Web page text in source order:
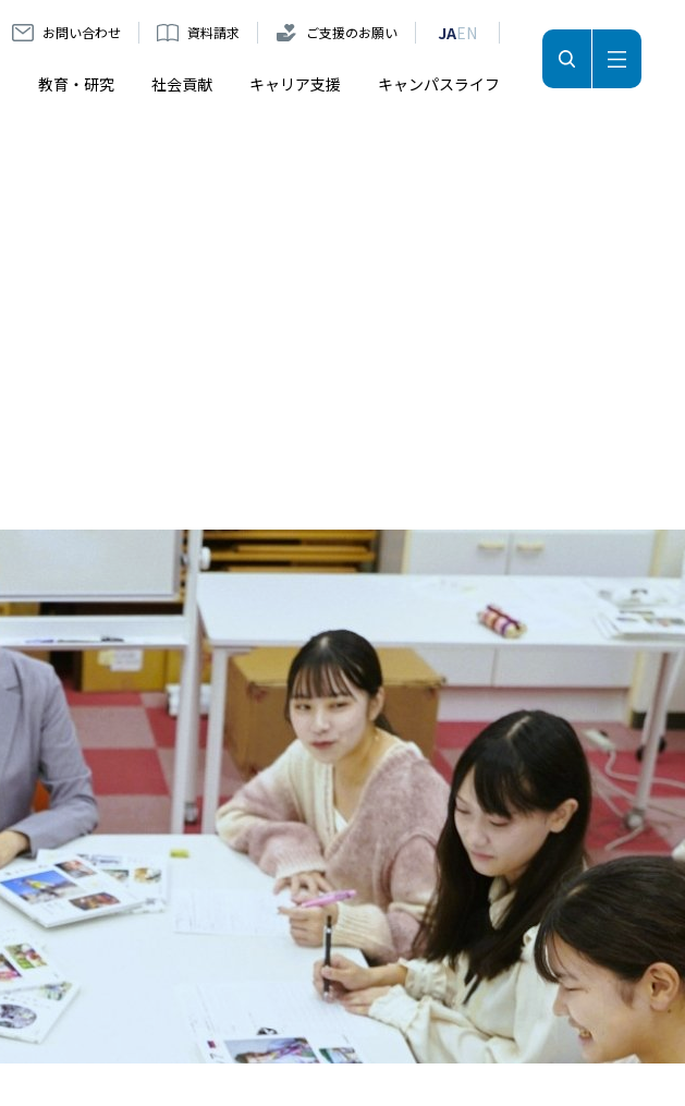
お問い合わせ 資料請求 ご支援のお願い JAEN
教育・研究 社会貢献 キャリア支援 キャンパスライフ